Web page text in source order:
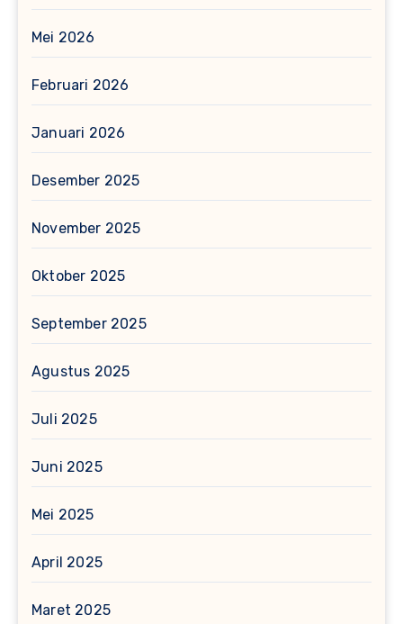
Mei 2026
Februari 2026
Januari 2026
Desember 2025
November 2025
Oktober 2025
September 2025
Agustus 2025
Juli 2025
Juni 2025
Mei 2025
April 2025
Maret 2025